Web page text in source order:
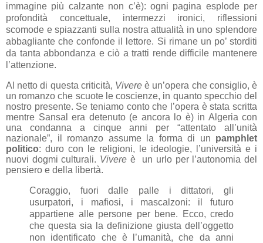
immagine più calzante non c’è): ogni pagina esplode per
profondità concettuale, intermezzi ironici, riflessioni
scomode e spiazzanti sulla nostra attualità in uno splendore
abbagliante che confonde il lettore. Si rimane un po’ storditi
da tanta abbondanza e ciò a tratti rende difficile mantenere
l’attenzione.
Al netto di questa criticità, Vivere è un’opera che consiglio, è
un romanzo che scuote le coscienze, in quanto specchio del
nostro presente. Se teniamo conto che l’opera è stata scritta
mentre Sansal era detenuto (e ancora lo è) in Algeria con
una condanna a cinque anni per “attentato all’unità
nazionale”, il romanzo assume la forma di un pamphlet
politico: duro con le religioni, le ideologie, l’università e i
nuovi dogmi culturali. Vivere è un urlo per l’autonomia del
pensiero e della libertà.
Coraggio, fuori dalle palle i dittatori, gli
usurpatori, i mafiosi, i mascalzoni: il futuro
appartiene alle persone per bene. Ecco, credo
che questa sia la definizione giusta dell’oggetto
non identificato che è l’umanità, che da anni